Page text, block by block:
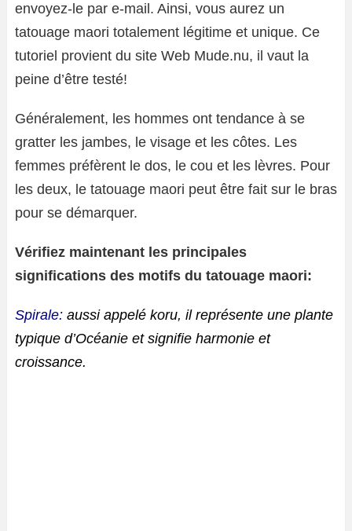
envoyez-le par e-mail. Ainsi, vous aurez un
tatouage maori totalement légitime et unique. Ce
tutoriel provient du site Web Mude.nu, il vaut la
peine d’être testé!
Généralement, les hommes ont tendance à se
gratter les jambes, le visage et les côtes. Les
femmes préfèrent le dos, le cou et les lèvres. Pour
les deux, le tatouage maori peut être fait sur le bras
pour se démarquer.
Vérifiez maintenant les principales
significations des motifs du tatouage maori:
Spirale: aussi appelé koru, il représente une plante
typique d’Océanie et signifie harmonie et
croissance.